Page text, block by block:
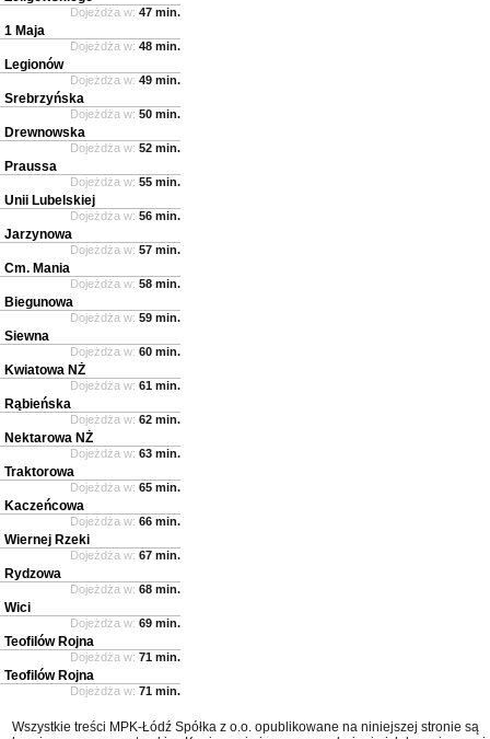
Dojeżdża w: 47 min.
1 Maja
Dojeżdża w: 48 min.
Legionów
Dojeżdża w: 49 min.
Srebrzyńska
Dojeżdża w: 50 min.
Drewnowska
Dojeżdża w: 52 min.
Praussa
Dojeżdża w: 55 min.
Unii Lubelskiej
Dojeżdża w: 56 min.
Jarzynowa
Dojeżdża w: 57 min.
Cm. Mania
Dojeżdża w: 58 min.
Biegunowa
Dojeżdża w: 59 min.
Siewna
Dojeżdża w: 60 min.
Kwiatowa NŻ
Dojeżdża w: 61 min.
Rąbieńska
Dojeżdża w: 62 min.
Nektarowa NŻ
Dojeżdża w: 63 min.
Traktorowa
Dojeżdża w: 65 min.
Kaczeńcowa
Dojeżdża w: 66 min.
Wiernej Rzeki
Dojeżdża w: 67 min.
Rydzowa
Dojeżdża w: 68 min.
Wici
Dojeżdża w: 69 min.
Teofilów Rojna
Dojeżdża w: 71 min.
Teofilów Rojna
Dojeżdża w: 71 min.
Wszystkie treści MPK-Łódź Spółka z o.o. opublikowane na niniejszej stronie są